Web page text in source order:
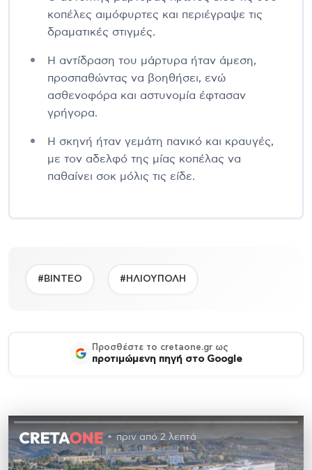
κοπέλες αιμόφυρτες και περιέγραψε τις
δραματικές στιγμές.
Η αντίδραση του μάρτυρα ήταν άμεση,
προσπαθώντας να βοηθήσει, ενώ
ασθενοφόρα και αστυνομία έφτασαν
γρήγορα.
Η σκηνή ήταν γεμάτη πανικό και κραυγές,
με τον αδελφό της μίας κοπέλας να
παθαίνει σοκ μόλις τις είδε.
#ΒΙΝΤΕΟ #ΗΛΙΟΥΠΟΛΗ
Προσθέστε το cretaone.gr ως
προτιμώμενη πηγή στο Google
πριν από 2 λεπτά